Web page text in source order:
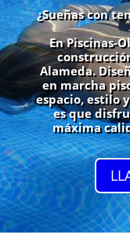
¿Sueñas con
En Piscinas-
Alameda.
en marcha
espacio, estilo
es que
máxima